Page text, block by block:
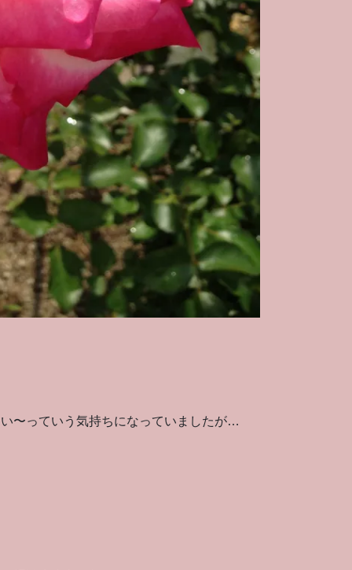
〜っていう気持ちになっていましたが…